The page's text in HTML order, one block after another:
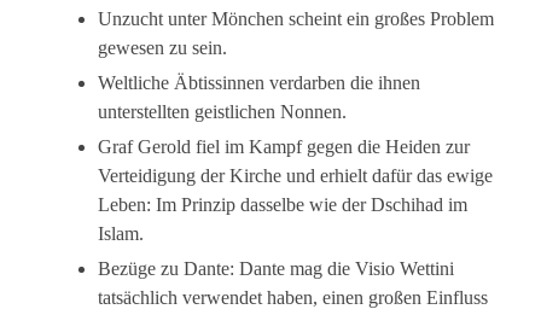
Unzucht unter Mönchen scheint ein großes Problem
gewesen zu sein.
Weltliche Äbtissinnen verdarben die ihnen
unterstellten geistlichen Nonnen.
Graf Gerold fiel im Kampf gegen die Heiden zur
Verteidigung der Kirche und erhielt dafür das ewige
Leben: Im Prinzip dasselbe wie der Dschihad im
Islam.
Bezüge zu Dante: Dante mag die Visio Wettini
tatsächlich verwendet haben, einen großen Einfluss